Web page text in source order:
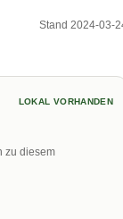
Stand 2024-03-
LOKAL VORHANDEN
zu diesem